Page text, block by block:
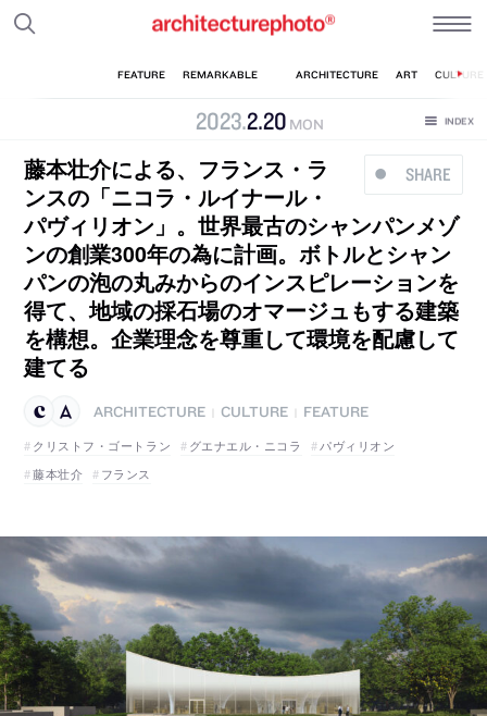
2023.2.20 MON
SHARE
藤本壮介による、フランス・ラ
ンスの「ニコラ・ルイナール・
パヴィリオン」。世界最古のシャンパンメゾ
ンの創業300年の為に計画。ボトルとシャン
パンの泡の丸みからのインスピレーションを
得て、地域の採石場のオマージュもする建築
を構想。企業理念を尊重して環境を配慮して
建てる
ARCHITECTURE CULTURE
FEATURE
クリストフ・ゴートラン
グエナエル・ニコラ
パヴィリオン
藤本壮介
フランス